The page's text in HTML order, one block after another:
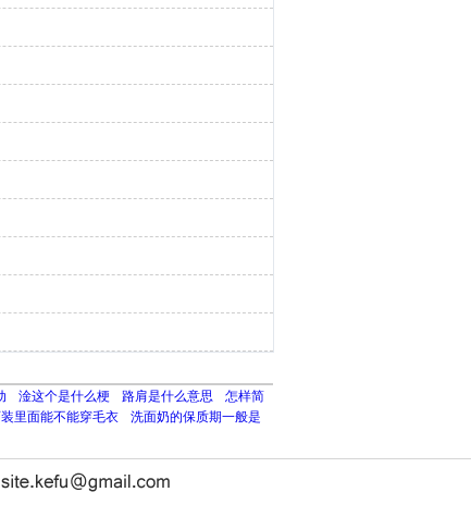
淦这个是什么梗 路肩是什么意思
怎样简
里面能不能穿毛衣
洗面奶的保质期一般是